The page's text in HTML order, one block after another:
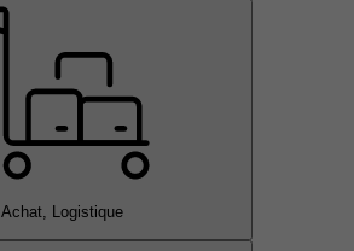
Achat, Logistique